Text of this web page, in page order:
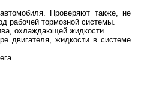
Проверяют также, не
рабочей тормозной системы.
охлаждающей жидкости.
двигателя, жидкости в системе